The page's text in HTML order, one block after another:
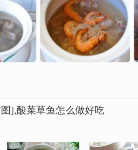
],酸菜草鱼怎么做好吃